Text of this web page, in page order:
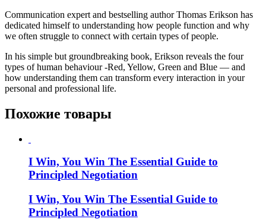
Communication expert and bestselling author Thomas Erikson has
dedicated himself to understanding how people function and why
we often struggle to connect with certain types of people.
In his simple but groundbreaking book, Erikson reveals the four
types of human behaviour -Red, Yellow, Green and Blue — and
how understanding them can transform every interaction in your
personal and professional life.
Похожие товары
I Win, You Win The Essential Guide to
Principled Negotiation
I Win, You Win The Essential Guide to
Principled Negotiation